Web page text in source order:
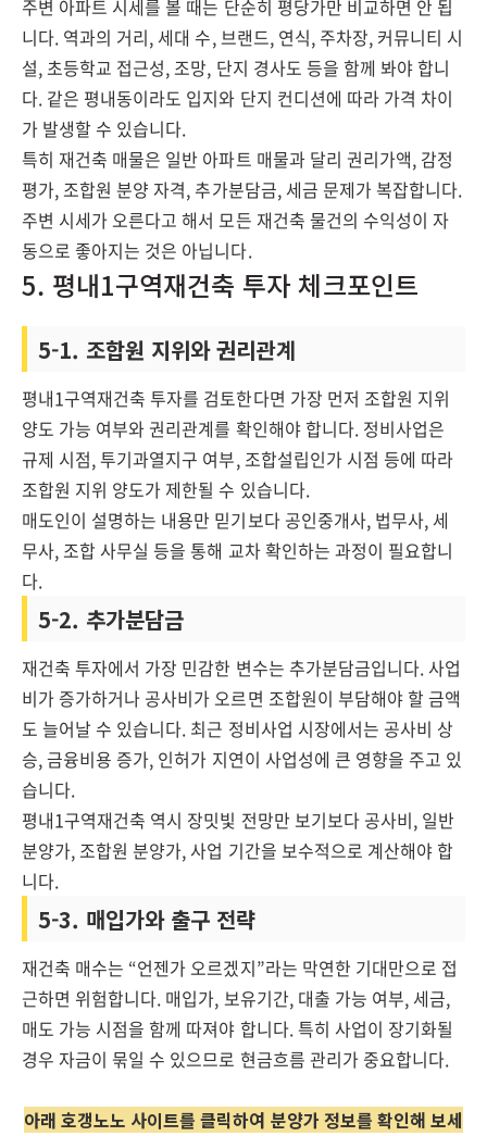
주변 아파트 시세를 볼 때는 단순히 평당가만 비교하면 안 됩
니다. 역과의 거리, 세대 수, 브랜드, 연식, 주차장, 커뮤니티 시
설, 초등학교 접근성, 조망, 단지 경사도 등을 함께 봐야 합니
다. 같은 평내동이라도 입지와 단지 컨디션에 따라 가격 차이
가 발생할 수 있습니다.
특히 재건축 매물은 일반 아파트 매물과 달리 권리가액, 감정
평가, 조합원 분양 자격, 추가분담금, 세금 문제가 복잡합니다.
주변 시세가 오른다고 해서 모든 재건축 물건의 수익성이 자
동으로 좋아지는 것은 아닙니다.
5. 평내1구역재건축 투자 체크포인트
5-1. 조합원 지위와 권리관계
평내1구역재건축 투자를 검토한다면 가장 먼저 조합원 지위
양도 가능 여부와 권리관계를 확인해야 합니다. 정비사업은
규제 시점, 투기과열지구 여부, 조합설립인가 시점 등에 따라
조합원 지위 양도가 제한될 수 있습니다.
매도인이 설명하는 내용만 믿기보다 공인중개사, 법무사, 세
무사, 조합 사무실 등을 통해 교차 확인하는 과정이 필요합니
다.
5-2. 추가분담금
재건축 투자에서 가장 민감한 변수는 추가분담금입니다. 사업
비가 증가하거나 공사비가 오르면 조합원이 부담해야 할 금액
도 늘어날 수 있습니다. 최근 정비사업 시장에서는 공사비 상
승, 금융비용 증가, 인허가 지연이 사업성에 큰 영향을 주고 있
습니다.
평내1구역재건축 역시 장밋빛 전망만 보기보다 공사비, 일반
분양가, 조합원 분양가, 사업 기간을 보수적으로 계산해야 합
니다.
5-3. 매입가와 출구 전략
재건축 매수는 “언젠가 오르겠지”라는 막연한 기대만으로 접
근하면 위험합니다. 매입가, 보유기간, 대출 가능 여부, 세금,
매도 가능 시점을 함께 따져야 합니다. 특히 사업이 장기화될
경우 자금이 묶일 수 있으므로 현금흐름 관리가 중요합니다.
아래 호갱노노 사이트를 클릭하여 분양가 정보를 확인해 보세